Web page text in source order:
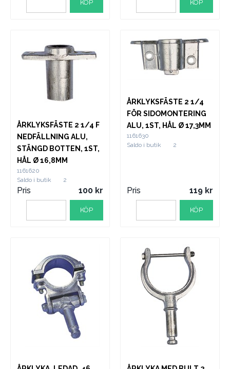
KÖP KÖP
ÅRKLYKSFÄSTE 2 1/4 F
NEDFÄLLNING ALU,
STÄNGD BOTTEN, 1ST,
HÅL Ø 16,8MM
1161620
Saldo i butik
2
Pris 100
KÖP
ÅRKLYKSFÄSTE 2 1/4
FÖR SIDOMONTERING
ALU, 1ST, HÅL Ø 17,3MM
1161630
Saldo i butik
2
Pris 119
KÖP